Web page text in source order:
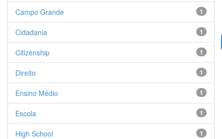
1
Campo Grande
1
Cidadania
1
Citizenship
1
Direito
1
Ensino Médio
1
Escola
1
High School